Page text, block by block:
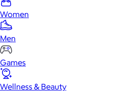
Women
Men
Games
Wellness & Beauty